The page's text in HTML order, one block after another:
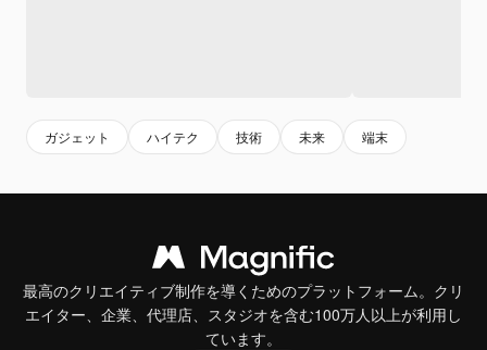
ガジェット ハイテク 技術 未来 端末
最高のクリエイティブ制作を導くためのプラットフォーム。クリ
エイター、企業、代理店、スタジオを含む100万人以上が利用し
ています。